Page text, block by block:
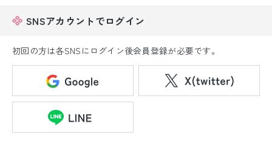
SNSアカウントでログイン
初回の方は各SNSにログイン後会員登録が必要です。